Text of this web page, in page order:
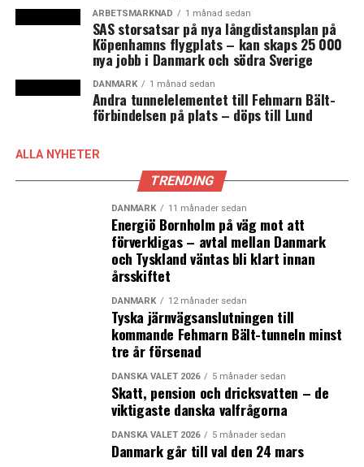
Legatum Prosperity Index
1. Norge
2. Schweiz
3. Nya Zeeland
5. Kanada
9. Nederländerna
Tio sämsta (från botten)
142. Centralafrikanska republiken
137. Afghanistan
134. Sierra Leone
ARBETSMARKNAD 1 månad sedan
SAS storsatsar på nya långdistansplan på
Köpenhamns flygplats – kan skaps 25 000
nya jobb i Danmark och södra Sverige
DANMARK 1 månad sedan
Andra tunnelelementet till Fehmarn Bält-
förbindelsen på plats – döps till Lund
ALLA NYHETER
TRENDING
DANMARK 11 månader sedan
Energiö Bornholm på väg mot att
förverkligas – avtal mellan Danmark
och Tyskland väntas bli klart innan
årsskiftet
DANMARK 12 månader sedan
Tyska järnvägsanslutningen till
kommande Fehmarn Bält-tunneln minst
tre år försenad
DANSKA VALET 2026 5 månader sedan
Skatt, pension och dricksvatten – de
viktigaste danska valfrågorna
DANSKA VALET 2026 5 månader sedan
Danmark går till val den 24 mars